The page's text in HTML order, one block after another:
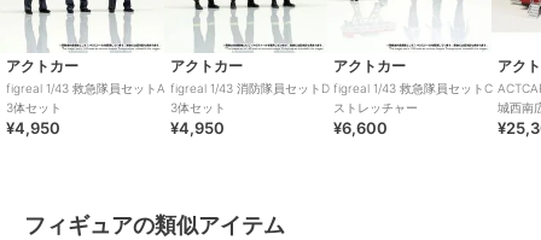
アクトカー
figreal 1/43 救急隊員セットA
3体セット
¥4,950
アクトカー
figreal 1/43 消防隊員セットD
3体セット
¥4,950
アクトカー
figreal 1/43 救急隊員セットC
ストレッチャー
¥6,600
アク
城西南
能形成
フィギュアの類似アイテム